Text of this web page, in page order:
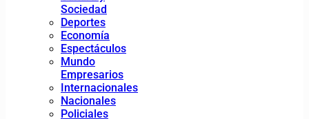
Sociedad
Deportes
Economía
Espectáculos
Mundo
Empresarios
Internacionales
Nacionales
Policiales